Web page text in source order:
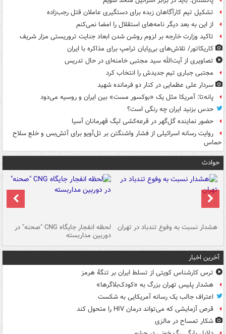
تشکیل تیم کارآگاهان زبده برای دستگیری عاملان قتل رجب‌زاده
از این به بعد دیگر نامه‌های استقلال را امضا نمی‌کنم
تاکید وزارت خارجه بر لزوم روشن شدن ابعاد جنایت تروریستی مزار شریف
کاریکاتور/ تلاش‌های بی‌پایان ترامپ برای مذاکره با ایران
تصاویری از آیت‌الله سید مجتبی خامنه‌ای در حال تدریس
مجتبی جباری تیم جدیدش را انتخاب کرد
سردار علی عظمایی در کنار دو فرمانده شهید
پانه‌تا: آمریکا مثل یک «بوکسور مست» بین ایران و روسیه می‌دود
حدس بزنید ایران چه رنگی است؟
حضور نماینده گل‌گهر در قرعه‌کشی لیگ قهرمانان آسیا
روایت رسانه اسرائیلی از فشار واشنگتن بر تل‌آویو برای آتش‌بس و خلع سلاح
حماس
حوادث
هشدار نسبت به وفوع تندباد در تهران لحظه انفجار جایگاه CNG "صحنه" در
دوربین مداربسته
آخرین اخبار
ترس کارشناس کویتی از تسلط ایران بر تنگۀ هرمز
هشدار پلیس تهران بزرگ به «کودک‌بلاگرها»
اعتراف جالب یک رسانه آمریکایی به شکست
قرص آزمایشی که می‌تواند درمان HIV را متحول کند
شکار تمساح در مالزی